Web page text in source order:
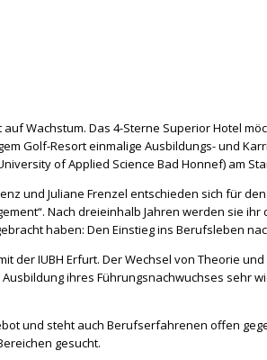
Wachstum. Das 4-Sterne Superior Hotel
Golf-Resort einmalige Ausbildungs- und
of Applied Science Bad Honnef) am
und Juliane Frenzel entschieden sich für
Nach dreieinhalb Jahren werden sie ihr
haben: Den Einstieg ins Berufsleben
der IUBH Erfurt. Der Wechsel von Theorie
ihres Führungsnachwuchses sehr
und steht auch Berufserfahrenen offen
gesucht.